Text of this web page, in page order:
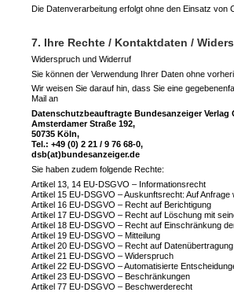
Die Datenverarbeitung erfolgt ohne den Einsatz
7. Ihre Rechte / Kontaktdaten /
Widerspruch und Widerruf
Sie können der Verwendung Ihrer Daten ohne
Wir weisen Sie darauf hin, dass Sie eine
Mail an
Datenschutzbeauftragte Bundesanzeiger Verlag
Amsterdamer Straße 192,
50735 Köln,
Tel.: +49 (0) 2 21 / 9 76 68-0,
dsb(at)bundesanzeiger.de
Sie haben zudem folgende Rechte:
Artikel 13, 14 EU-DSGVO – Informationsrecht
Artikel 15 EU-DSGVO – Auskunftsrecht: Auf
Artikel 16 EU-DSGVO – Recht auf Berichtigung
Artikel 17 EU-DSGVO – Recht auf Löschung mit
Artikel 18 EU-DSGVO – Recht auf Einschränkung
Artikel 19 EU-DSGVO – Mitteilung
Artikel 20 EU-DSGVO – Recht auf Datenübertragung
Artikel 21 EU-DSGVO – Widerspruch
Artikel 22 EU-DSGVO – Automatisierte
Artikel 23 EU-DSGVO – Beschränkungen
Artikel 77 EU-DSGVO – Beschwerderecht